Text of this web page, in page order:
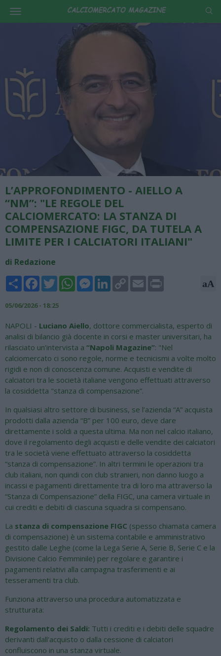
L’APPROFONDIMENTO - AIELLO A
“NM”: "LE REGOLE DEL
CALCIOMERCATO: LA STANZA DI
COMPENSAZIONE FIGC, DA TUTELA A
LIMITE PER I CALCIATORI ITALIANI"
di Redazione
Share FacebookTwitterWhatsAppMessengerLinkedInCopy
Link
Email aA
05/06/2026 - 18:25
NAPOLI - Luciano Aiello, dottore commercialista, esperto di
analisi di bilancio già docente in corsi e master universitari, ha
rilasciato un’intervista a “Napoli Magazine”: "Nel
calciomercato ci sono regole, norme e tecnicismi a volte molto
rigidi e non di conoscenza comune. Acquisti e vendite di
calciatori tra le società italiane vengono effettuati attraverso
la cosiddetta "stanza di compensazione”.
In qualsiasi altro settore di business, se l’azienda “A” acquista
prodotti dalla azienda “B” per 100 euro, deve dare
direttamente i soldi a questa ultima. Ma non nel calcio italiano,
dove il regolamento degli acquisti e delle vendite dei calciatori
tra le società viene effettuato attraverso la cosiddetta
“stanza di compensazione”. In altri termini le operazioni tra
club italiani, non quindi con club stranieri, non danno luogo a
incassi e pagamenti direttamente tra di loro ma attraverso la
“Stanza di Compensazione” della FIGC, una camera virtuale in
cui crediti e debiti di ciascuna squadra si compensano.
La stanza di compensazione FIGC (spesso chiamata camera
di compensazione) è un sistema contabile e amministrativo
gestito dalle Leghe (come la Lega Serie A, Serie B, Serie C e la
Divisione Calcio Femminile) per regolare e garantire i
pagamenti relativi alla campagna trasferimenti e ai
tesseramenti tra club.
Funziona attraverso una procedura automatizzata e
strutturata:
Regolamento dei Saldi: Tutti i crediti e i debiti delle squadre
derivanti dall'acquisto o dalla cessione di calciatori
confluiscono in una stanza virtuale.